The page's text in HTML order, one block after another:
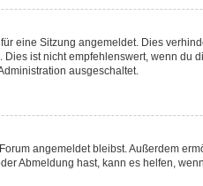
eine Sitzung angemeldet. Dies
ist nicht empfehlenswert, wenn du
ausgeschaltet.
angemeldet bleibst. Außerdem
Abmeldung hast, kann es helfen,